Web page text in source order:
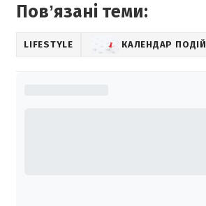
Повʼязані теми:
LIFESTYLE КАЛЕНДАР ПОДІЙ